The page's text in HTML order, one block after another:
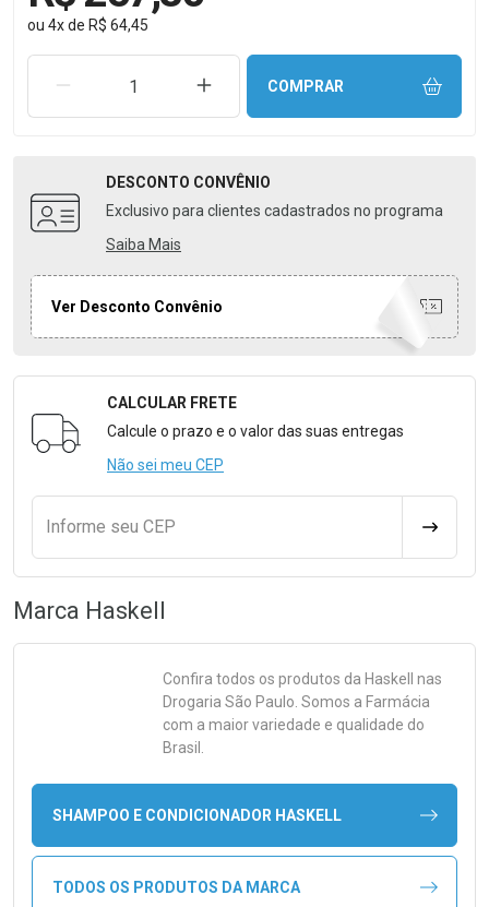
ou 4xde R$ 64,45
REMOVER UMA UNIDADEAUMENTAR UMA UNIDADE
COMPRAR
DESCONTO CONVÊNIO
Exclusivo para clientes cadastrados no programa
Saiba Mais
Ver Desconto Convênio
Formulário para Calcular o Frete
CALCULAR FRETE
Calcule o prazo e o valor das suas entregas
Não sei meu CEP
Informe seu CEP
Marca Haskell
Confira todos os produtos da Haskell
nas
Drogaria São Paulo. Somos a Farmácia
com a maior variedade e qualidade do
Brasil.
SHAMPOO E CONDICIONADOR HASKELL
TODOS OS PRODUTOS DA MARCA